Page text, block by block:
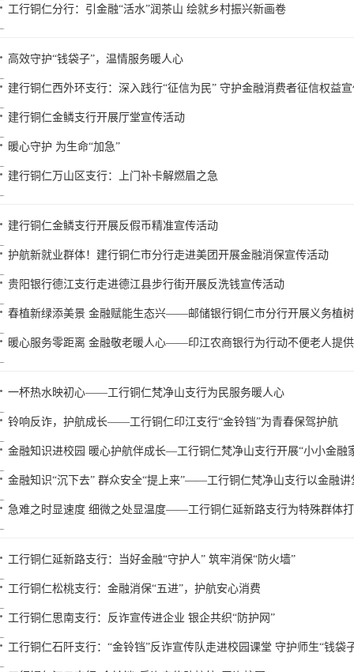
工行铜仁分行：引金融“活水”润茶山 绘就乡村振兴新画卷
高效守护“钱袋子”，温情服务暖人心
建行铜仁西外环支行：深入践行“征信为民” 守护金融消费者征信权益
建行铜仁金鳞支行开展厅堂宣传活动
暖心守护 为生命“加急”
建行铜仁万山区支行：上门补卡解燃眉之急
建行铜仁金鳞支行开展反假币精准宣传活动
护航新就业群体！建行铜仁市分行走进美团开展金融消保宣传活动
贵阳银行德江支行走进德江县步行街开展反洗钱宣传活动
春植新绿添美景 金融赋能生态兴——邮储银行铜仁市分行开展义务植
暖心服务零距离 金融敬老暖人心——印江农商银行为行动不便老人提
一杯热水映初心——工行铜仁梵净山支行为民服务暖人心
铃响反诈，护航成长——工行铜仁印江支行“金铃铛”为青春保驾护航
金融知识进校园 暖心护航伴成长—工行铜仁梵净山支行开展“小小金融
金融知识“沉下去” 群众安全“提上来”——工行铜仁梵净山支行以金融讲
急难之时显速度 细微之处显温度——工行铜仁延新路支行为特殊群体
工行铜仁延新路支行：当好金融“守护人” 筑牢消保“防火墙”
工行铜仁松桃支行：金融消保“五进”，护航安心消费
工行铜仁思南支行：反诈宣传进企业 银企共织“防护网”
工行铜仁石阡支行：“金铃铛”反诈宣传队走进校园课堂 守护师生“钱袋